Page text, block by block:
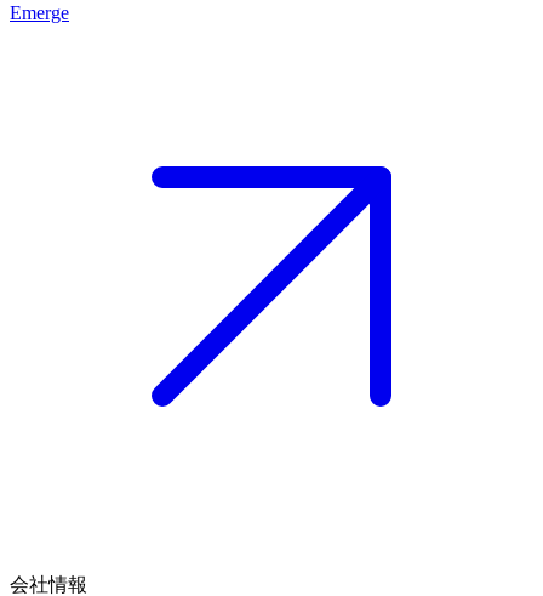
Emerge
会社情報